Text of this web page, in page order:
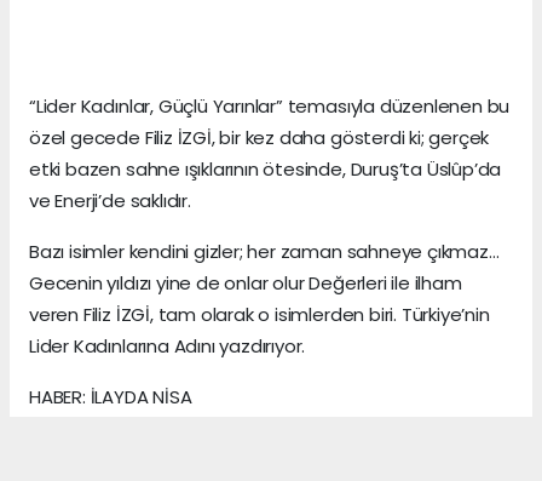
“Lider Kadınlar, Güçlü Yarınlar” temasıyla düzenlenen bu
özel gecede Filiz İZGİ, bir kez daha gösterdi ki; gerçek
etki bazen sahne ışıklarının ötesinde, Duruş’ta Üslûp’da
ve Enerji’de saklıdır.
Bazı isimler kendini gizler; her zaman sahneye çıkmaz…
Gecenin yıldızı yine de onlar olur Değerleri ile ilham
veren Filiz İZGİ, tam olarak o isimlerden biri. Türkiye’nin
Lider Kadınlarına Adını yazdırıyor.
HABER: İLAYDA NİSA